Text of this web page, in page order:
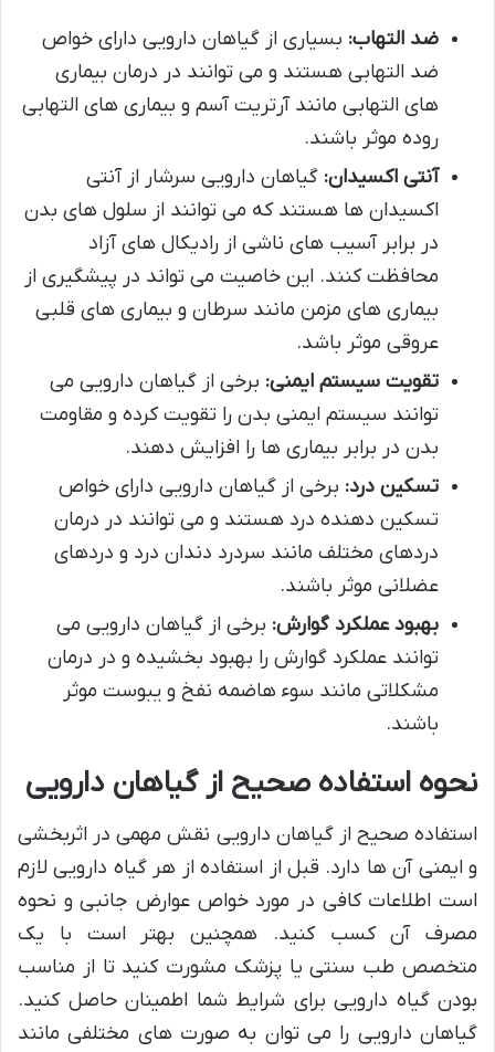
ضد التهاب: بسیاری از گیاهان دارویی دارای خواص
ضد التهابی هستند و می توانند در درمان بیماری
های التهابی مانند آرتریت آسم و بیماری های التهابی
روده موثر باشند.
آنتی اکسیدان: گیاهان دارویی سرشار از آنتی
اکسیدان ها هستند که می توانند از سلول های بدن
در برابر آسیب های ناشی از رادیکال های آزاد
محافظت کنند. این خاصیت می تواند در پیشگیری از
بیماری های مزمن مانند سرطان و بیماری های قلبی
عروقی موثر باشد.
تقویت سیستم ایمنی: برخی از گیاهان دارویی می
توانند سیستم ایمنی بدن را تقویت کرده و مقاومت
بدن در برابر بیماری ها را افزایش دهند.
تسکین درد: برخی از گیاهان دارویی دارای خواص
تسکین دهنده درد هستند و می توانند در درمان
دردهای مختلف مانند سردرد دندان درد و دردهای
عضلانی موثر باشند.
بهبود عملکرد گوارش: برخی از گیاهان دارویی می
توانند عملکرد گوارش را بهبود بخشیده و در درمان
مشکلاتی مانند سوء هاضمه نفخ و یبوست موثر
باشند.
نحوه استفاده صحیح از گیاهان دارویی
استفاده صحیح از گیاهان دارویی نقش مهمی در اثربخشی
و ایمنی آن ها دارد. قبل از استفاده از هر گیاه دارویی لازم
است اطلاعات کافی در مورد خواص عوارض جانبی و نحوه
مصرف آن کسب کنید. همچنین بهتر است با یک
متخصص طب سنتی یا پزشک مشورت کنید تا از مناسب
بودن گیاه دارویی برای شرایط شما اطمینان حاصل کنید.
گیاهان دارویی را می توان به صورت های مختلفی مانند